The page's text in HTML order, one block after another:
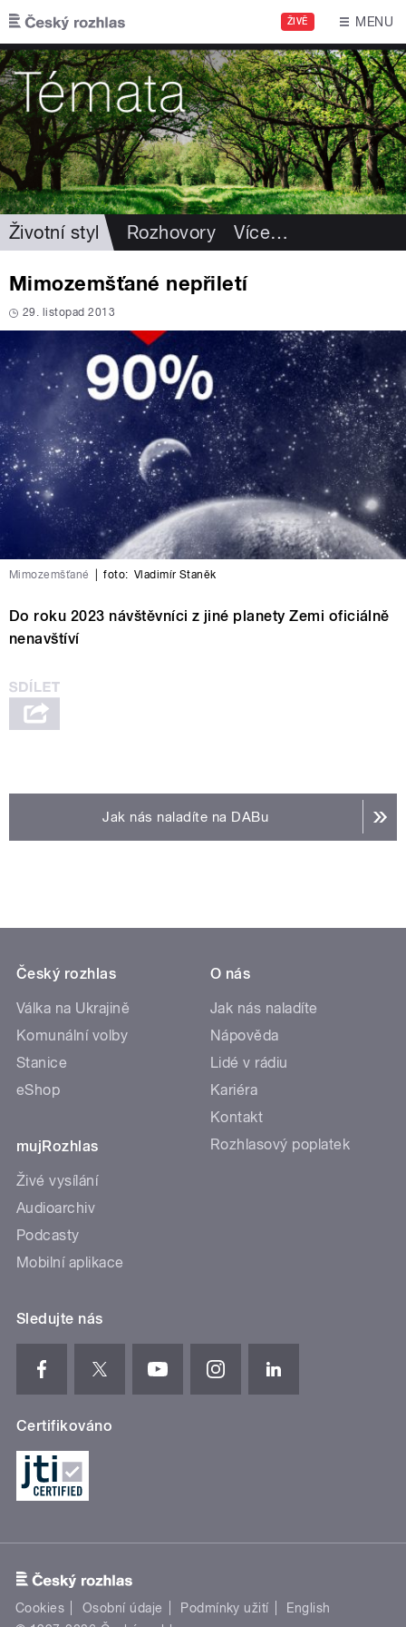
Přejít k hlavnímu obsahu
ŽIVĚ MENU
Životní styl Rozhovory Více…
Mimozemšťané nepřiletí
29. listopad 2013
Mimozemšťané foto: Vladimír Staněk
Do roku 2023 návštěvníci z jiné planety Zemi oficiálně
nenavštíví
Jak nás naladíte na DABu
Český rozhlas
Válka na Ukrajině
Komunální volby
Stanice
eShop
mujRozhlas
Živé vysílání
Audioarchiv
Podcasty
Mobilní aplikace
O nás
Jak nás naladíte
Nápověda
Lidé v rádiu
Kariéra
Kontakt
Rozhlasový poplatek
Sledujte nás
Certifikováno
Cookies Osobní údaje Podmínky užití
English